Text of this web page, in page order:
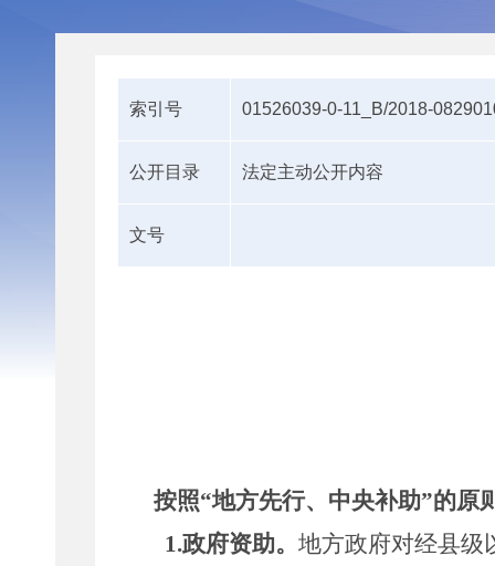
索引号 01526039-0-11_B/2018-
公开目录 法定主动公开内容
文号
按照“地方先行、中央补助”的原
1.政府资助。 地方政府对经县级